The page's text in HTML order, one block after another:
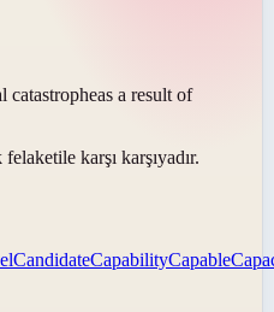
catastropheas a result of
felaketile karşı karşıyadır.
CandidateCapabilityCapable